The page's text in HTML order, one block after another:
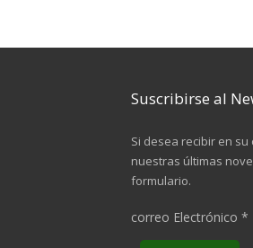
Suscribirse al
Si desea recibir en
nuestras últimas
formulario.
correo Electrónico *